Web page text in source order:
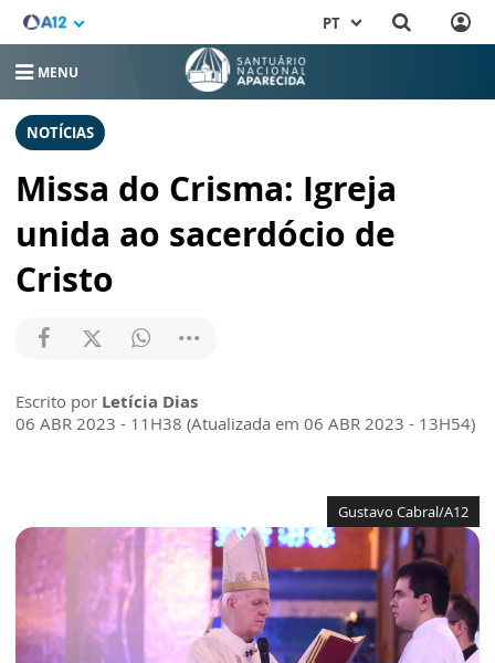
PT
MENU
NOTÍCIAS
Missa do Crisma: Igreja
unida ao sacerdócio de
Cristo
Escrito por Letícia Dias
06 ABR 2023 - 11H38 (Atualizada em 06 ABR 2023 - 13H54)
Gustavo Cabral/A12